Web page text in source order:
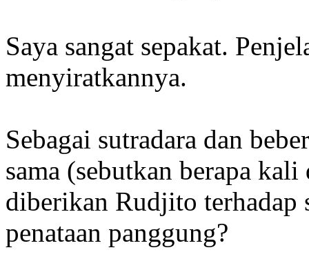
Saya sangat sepakat.
menyiratkannya.
Sebagai sutradara dan
sama (sebutkan berapa
diberikan Rudjito terhadap
penataan panggung?